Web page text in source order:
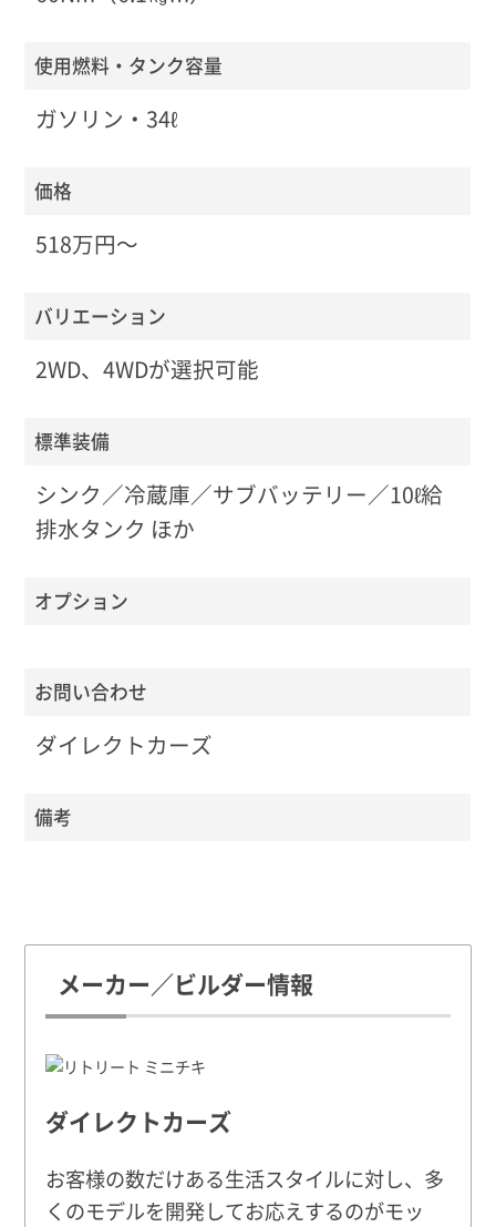
使用燃料・タンク容量
ガソリン・34ℓ
価格
518万円〜
バリエーション
2WD、4WDが選択可能
標準装備
シンク／冷蔵庫／サブバッテリー／10ℓ給
排水タンク ほか
オプション
お問い合わせ
ダイレクトカーズ
備考
メーカー／ビルダー情報
ダイレクトカーズ
お客様の数だけある生活スタイルに対し、多
くのモデルを開発してお応えするのがモッ